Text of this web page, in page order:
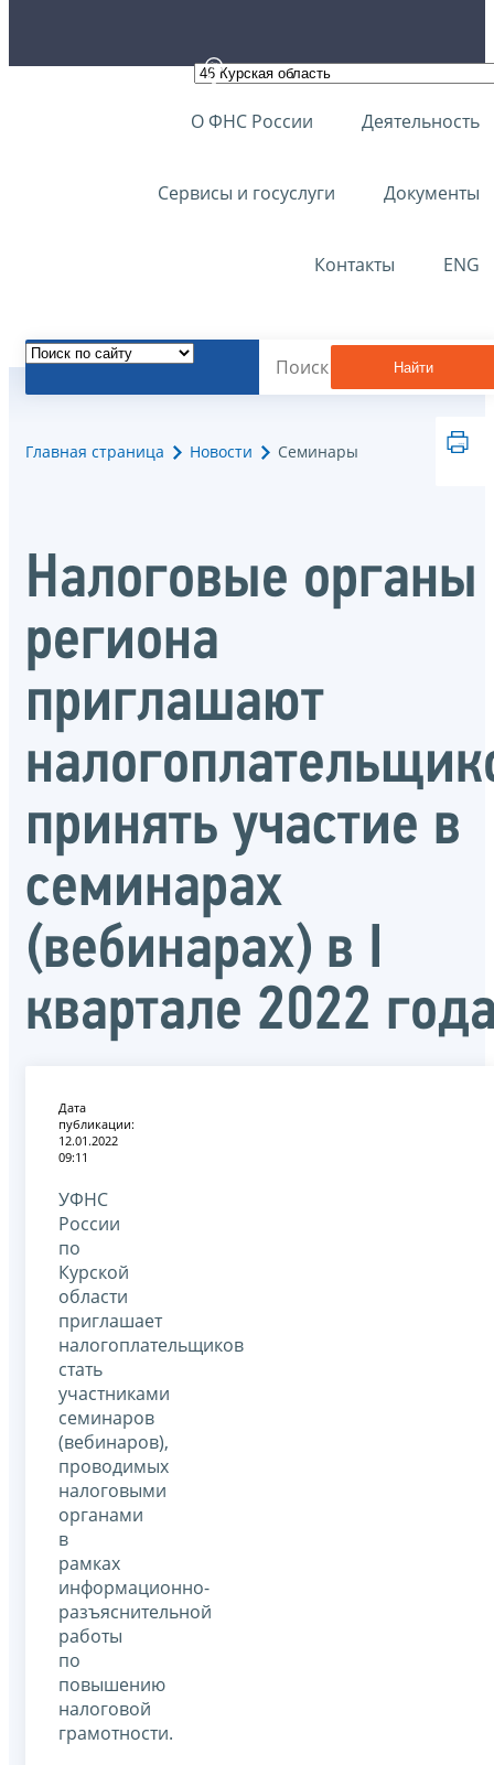
О ФНС России Деятельность
Сервисы и госуслуги Документы
Контакты ENG
Найти
Главная страница Новости Семинары
Налоговые органы
региона
приглашают
принять участие в
семинарах
(вебинарах) в I
квартале 2022
Дата
публикации:
12.01.2022
09:11
УФНС
России
по
Курской
области
приглашает
налогоплательщиков
стать
участниками
семинаров
(вебинаров),
проводимых
налоговыми
органами
в
рамках
информационно-
разъяснительной
работы
по
повышению
налоговой
грамотности.